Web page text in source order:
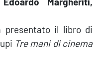
presentato il libro di
Tre mani di cinema